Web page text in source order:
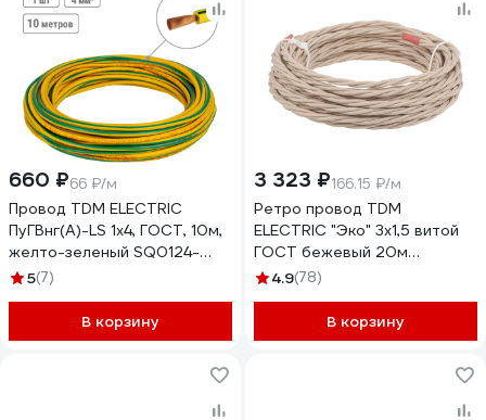
660 ₽66 ₽/м
Провод TDM ELECTRIC
ПуГВнг(А)-LS 1x4, ГОСТ, 10м,
желто-зеленый SQ0124-
2727
5(7)
В корзину
3 323 ₽166.15 ₽/м
Ретро провод TDM
ELECTRIC "Эко" 3x1,5 витой
ГОСТ бежевый 20м
SQ2801-0213
4.9(78)
В корзину